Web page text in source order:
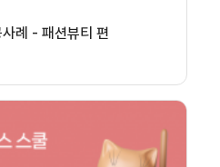
례 - 패션뷰티 편